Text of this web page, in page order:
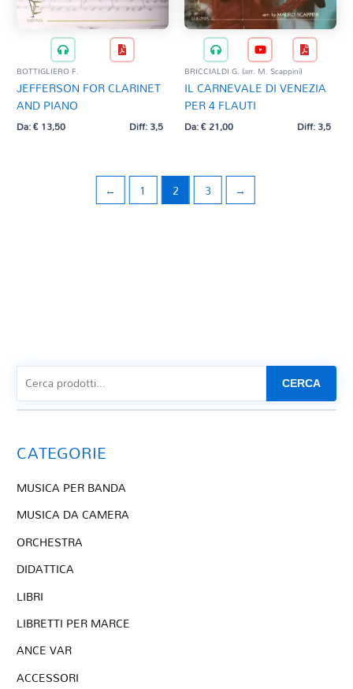
BOTTIGLIERO F.
JEFFERSON FOR CLARINET
AND PIANO
Da:€13,50 Diff: 3,5
BRICCIALDI G. (arr. M. Scappini)
IL CARNEVALE DI VENEZIA
PER 4 FLAUTI
Da:€21,00 Diff: 3,5
← 1 2 3 →
CERCA
CATEGORIE
MUSICA PER BANDA
MUSICA DA CAMERA
ORCHESTRA
DIDATTICA
LIBRI
LIBRETTI PER MARCE
ANCE VAR
ACCESSORI